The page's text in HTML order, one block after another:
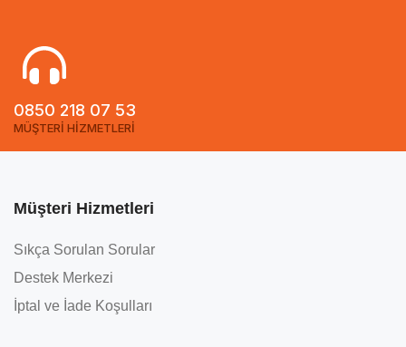
0850 218 07 53
MÜŞTERİ HİZMETLERİ
Müşteri Hizmetleri
Sıkça Sorulan Sorular
Destek Merkezi
İptal ve İade Koşulları